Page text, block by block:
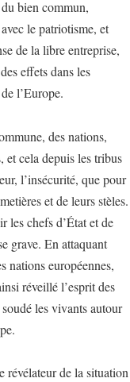
bien commun,
le patriotisme, et
de la libre entreprise,
effets dans les
l’Europe.
des nations,
et cela depuis les tribus
l’insécurité, que pour
et de leurs stèles.
les chefs d’État et de
grave. En attaquant
nations européennes,
réveillé l’esprit des
les vivants autour
révélateur de la situation